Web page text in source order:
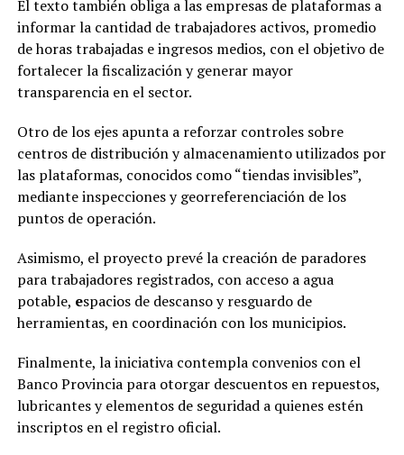
El texto también obliga a las empresas de plataformas a
informar la cantidad de trabajadores activos, promedio
de horas trabajadas e ingresos medios, con el objetivo de
fortalecer la fiscalización y generar mayor
transparencia en el sector.
Otro de los ejes apunta a reforzar controles sobre
centros de distribución y almacenamiento utilizados por
las plataformas, conocidos como “tiendas invisibles”,
mediante inspecciones y georreferenciación de los
puntos de operación.
Asimismo, el proyecto prevé la creación de paradores
para trabajadores registrados, con acceso a agua
potable, espacios de descanso y resguardo de
herramientas, en coordinación con los municipios.
Finalmente, la iniciativa contempla convenios con el
Banco Provincia para otorgar descuentos en repuestos,
lubricantes y elementos de seguridad a quienes estén
inscriptos en el registro oficial.